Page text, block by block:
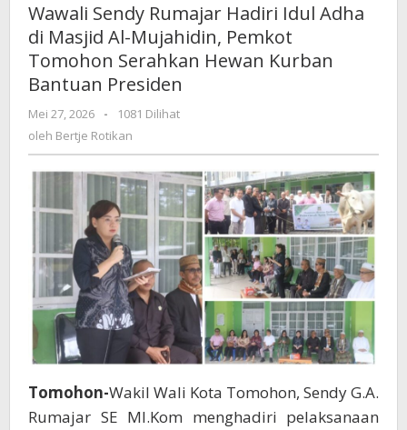
Hadiri
Idul
Adha
Pemkot
Tomohon
Serahkan
Hewan
Kurban
Bantuan
Presiden
Wawali Sendy Rumajar Hadiri Idul Adha
di Masjid Al-Mujahidin, Pemkot
Tomohon Serahkan Hewan Kurban
Bantuan Presiden
Mei 27, 2026
oleh
Bertje
-
1081 Dilihat
oleh Bertje Rotikan
Tomohon-Wakil Wali Kota Tomohon, Sendy G.A.
Rumajar SE MI.Kom menghadiri pelaksanaan